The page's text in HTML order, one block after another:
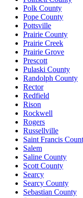
Polk County
Pope County
Pottsville
Prairie County
Prairie Creek
Prairie Grove
Prescott
Pulaski County
Randolph County
Rector
Redfield
Rison
Rockwell
Rogers
Russellville
Saint Francis
Salem
Saline County
Scott County
Searcy
Searcy County
Sebastian County